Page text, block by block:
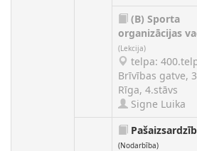
(B) Sporta
organizācijas
(Lekcija)
telpa:
Brīvības gatve,
Rīga, 4.stāvs
Signe Luika
(Nodarbība)